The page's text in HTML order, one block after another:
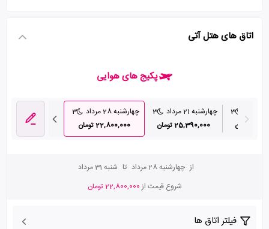
اتاق های هتل آتی
پکیج های هوایی
3
چهارشنبه 21 مرداد
3
25,390,000 تومان
چهارشنبه 28 مرداد
3
22,800,000 تومان
از چهارشنبه 28 مرداد تا شنبه 31 مرداد
شروع قیمت از22,800,000 تومان
فیلتر اتاق ها